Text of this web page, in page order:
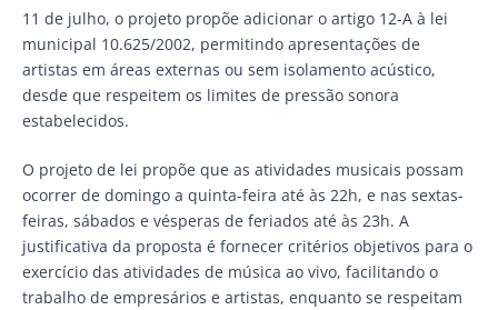
11 de julho, o projeto propõe adicionar o artigo 12-A à lei
municipal 10.625/2002, permitindo apresentações de
artistas em áreas externas ou sem isolamento acústico,
desde que respeitem os limites de pressão sonora
estabelecidos.
O projeto de lei propõe que as atividades musicais possam
ocorrer de domingo a quinta-feira até às 22h, e nas sextas-
feiras, sábados e vésperas de feriados até às 23h. A
justificativa da proposta é fornecer critérios objetivos para o
exercício das atividades de música ao vivo, facilitando o
trabalho de empresários e artistas, enquanto se respeitam